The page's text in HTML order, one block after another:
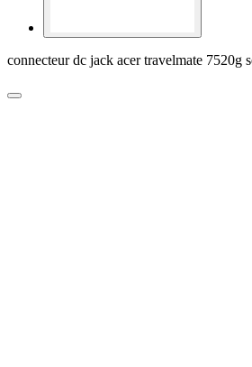
connecteur dc jack acer travelmate 7520g